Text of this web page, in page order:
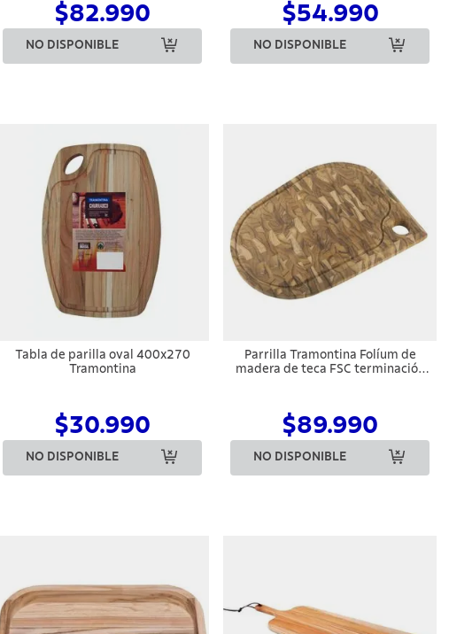
$82.990
NO DISPONIBLE
$54.990
NO DISPONIBLE
Tabla de parilla oval 400x270
Tramontina
$30.990
NO DISPONIBLE
Parrilla Tramontina Folíum de
madera de teca FSC terminación
$89.990
NO DISPONIBLE